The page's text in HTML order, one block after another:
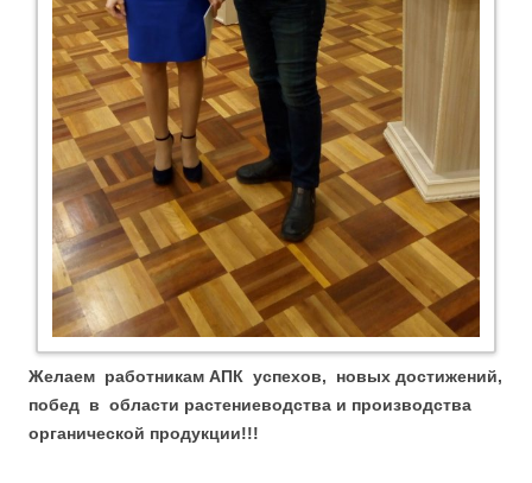
Желаем работникам АПК успехов, новых достижений,
побед в области растениеводства и производства
органической продукции!!!